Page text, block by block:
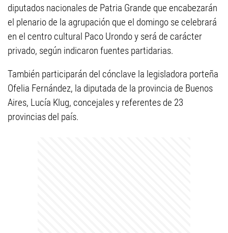
diputados nacionales de Patria Grande que encabezarán
el plenario de la agrupación que el domingo se celebrará
en el centro cultural Paco Urondo y será de carácter
privado, según indicaron fuentes partidarias.
También participarán del cónclave la legisladora porteña
Ofelia Fernández, la diputada de la provincia de Buenos
Aires, Lucía Klug, concejales y referentes de 23
provincias del país.